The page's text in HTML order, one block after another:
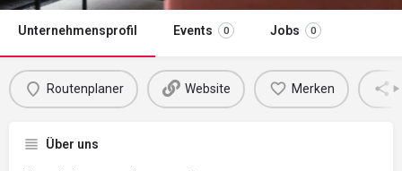
Unternehmensprofil Events 0 Jobs 0
Routenplaner Website Merken
Über uns